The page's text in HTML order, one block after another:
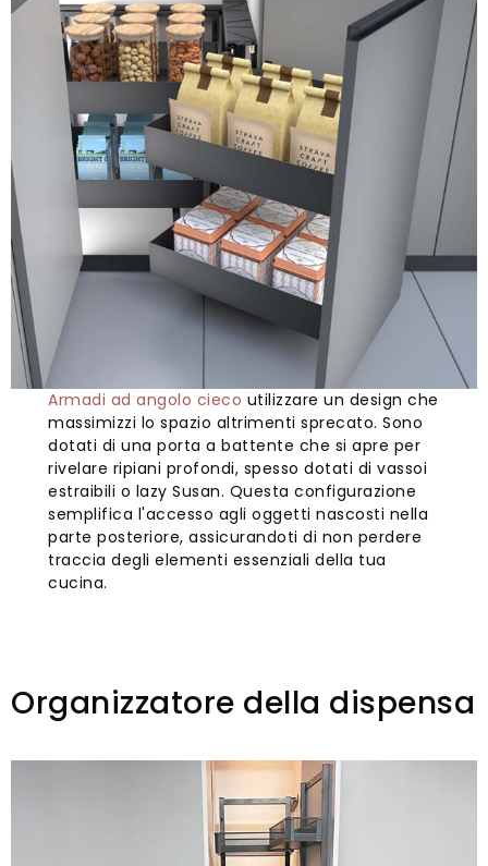
Armadi ad angolo cieco utilizzare un design che
massimizzi lo spazio altrimenti sprecato. Sono
dotati di una porta a battente che si apre per
rivelare ripiani profondi, spesso dotati di vassoi
estraibili o lazy Susan. Questa configurazione
semplifica l'accesso agli oggetti nascosti nella
parte posteriore, assicurandoti di non perdere
traccia degli elementi essenziali della tua
cucina.
Organizzatore della dispensa